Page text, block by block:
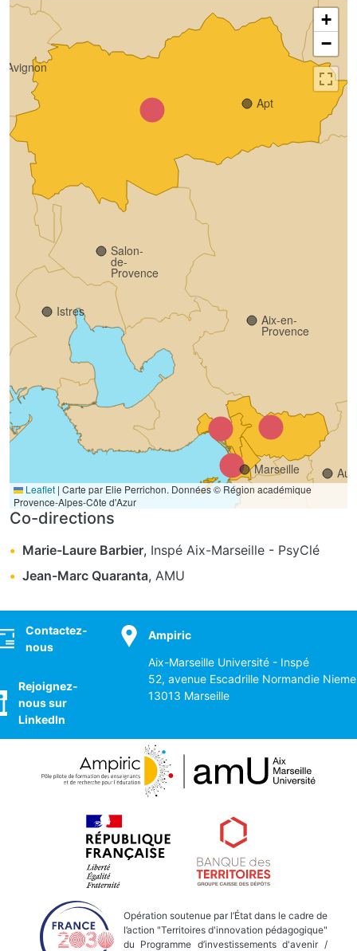
Avignon
Marseille
Aix-en-
Provence
Apt
Istres
Salon-
de-
Provence
+
−
Leaflet | Carte par Elie Perrichon. Données © Région académique
Provence-Alpes-Côte d'Azur
Co-directions
Marie-Laure Barbier, Inspé Aix-Marseille - PsyClé
Jean-Marc Quaranta, AMU
Contactez-
nous
Rejoignez-
nous sur
LinkedIn
Ampiric
Aix-Marseille Université - Inspé
52, avenue Escadrille Normandie
13013 Marseille
Opération soutenue par l’État dans le cadre de
l’action "Territoires d'innovation pédagogique"
du Programme d’investissements d'avenir /